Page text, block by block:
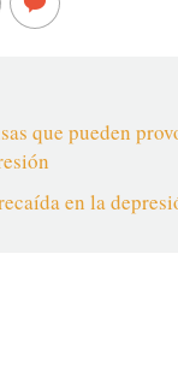
que pueden
en la